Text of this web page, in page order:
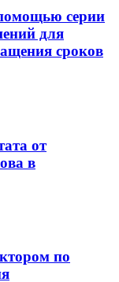
серии
для
сроков
от
в
по